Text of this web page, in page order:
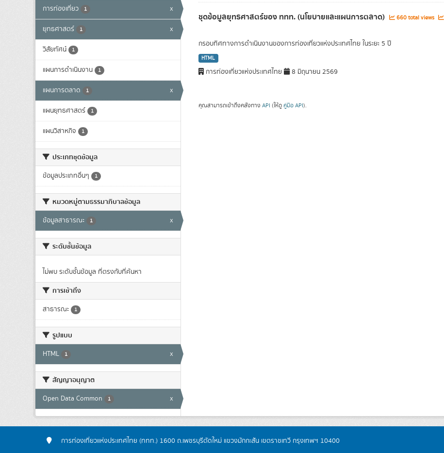
การท่องเที่ยว 1 x
ยุทธศาสตร์ 1 x
วิสัยทัศน์ 1
แผนการดำเนินงาน 1
แผนการตลาด 1 x
แผนยุทธศาสตร์ 1
แผนวิสาหกิจ 1
ประเภทชุดข้อมูล
ข้อมูลประเภทอื่นๆ 1
หมวดหมู่ตามธรรมาภิบาลข้อมูล
ข้อมูลสาธารณะ 1 x
ระดับชั้นข้อมูล
ไม่พบ ระดับชั้นข้อมูล ที่ตรงกับที่ค้นหา
การเข้าถึง
สาธารณะ 1
รูปแบบ
HTML 1 x
สัญญาอนุญาต
Open Data Common 1 x
ชุดข้อมูลยุทธศาสตร์ของ ททท. (นโยบายและแผนการตลาด) 660 total views
กรอบทิศทางการดำเนินงานของการท่องเที่ยวแห่งประเทศไทย ในระยะ 5 ปี
HTML
การท่องเที่ยวแห่งประเทศไทย 8 มิถุนายน 2569
คุณสามารถเข้าถึงคลังทาง API (ให้ดู คู่มือ API).
การท่องเที่ยวแห่งประเทศไทย (ททท.) 1600 ถ.เพชรบุรีตัดใหม่ แขวงมักกะสัน เขตราชเทวี กรุงเทพฯ 10400